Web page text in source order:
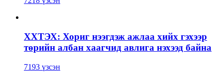
ХХТЭХ: Хориг нээгдэж ажлаа хийх гэхээр
төрийн албан хаагчид авлига нэхээд байна
7193 үзсэн